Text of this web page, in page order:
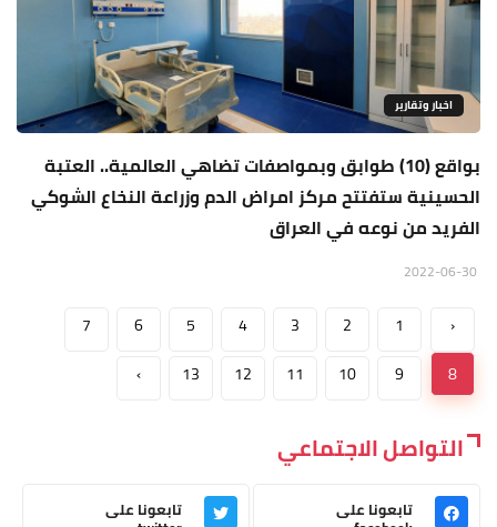
اخبار وتقارير
بواقع (10) طوابق وبمواصفات تضاهي العالمية.. العتبة
الحسينية ستفتتح مركز امراض الدم وزراعة النخاع الشوكي
الفريد من نوعه في العراق
‹
1
2
3
4
5
6
7
8
9
10
11
12
13
›
التواصل الاجتماعي
تابعونا على تابعونا على